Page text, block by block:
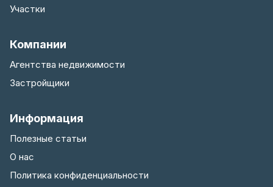
Участки
Компании
Агентства недвижимости
Застройщики
Информация
Полезные статьи
О нас
Политика конфиденциальности